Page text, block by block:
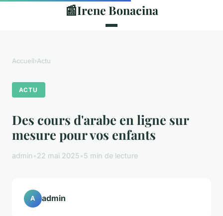
📰Irene Bonacina
Accueil›Actu
ACTU
Des cours d'arabe en ligne sur
mesure pour vos enfants
admin •22 mai 2025•5 min de lecture
A admin